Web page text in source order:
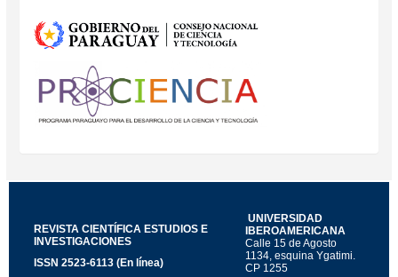
REVISTA CIENTÍFICA ESTUDIOS E
INVESTIGACIONES
ISSN 2523-6113 (En línea)
UNIVERSIDAD
IBEROAMERICANA
Calle 15 de Agosto
1134, esquina Ygatimi.
CP 1255